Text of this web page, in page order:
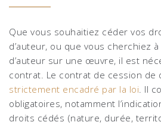
Que vous souhaitiez céder vos
d’auteur, ou que vous cherchiez
d’auteur sur une œuvre, il est
contrat. Le contrat de cession de
strictement encadré par la loi. Il
obligatoires, notamment
droits cédés (nature, durée,